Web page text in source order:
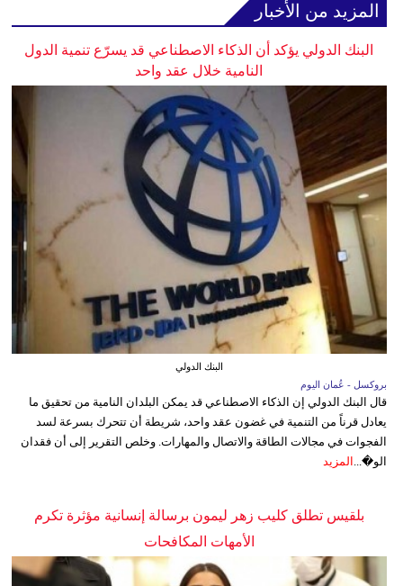
المزيد من الأخبار
البنك الدولي يؤكد أن الذكاء الاصطناعي قد يسرّع تنمية الدول
النامية خلال عقد واحد
البنك الدولي
بروكسل - عُمان اليوم
قال البنك الدولي إن الذكاء الاصطناعي قد يمكن البلدان النامية من تحقيق ما
يعادل قرناً من التنمية في غضون عقد واحد، شريطة أن تتحرك بسرعة لسد
الفجوات في مجالات الطاقة والاتصال والمهارات. وخلص التقرير إلى أن فقدان
الو�...
المزيد
بلقيس تطلق كليب زهر ليمون برسالة إنسانية مؤثرة تكرم
الأمهات المكافحات